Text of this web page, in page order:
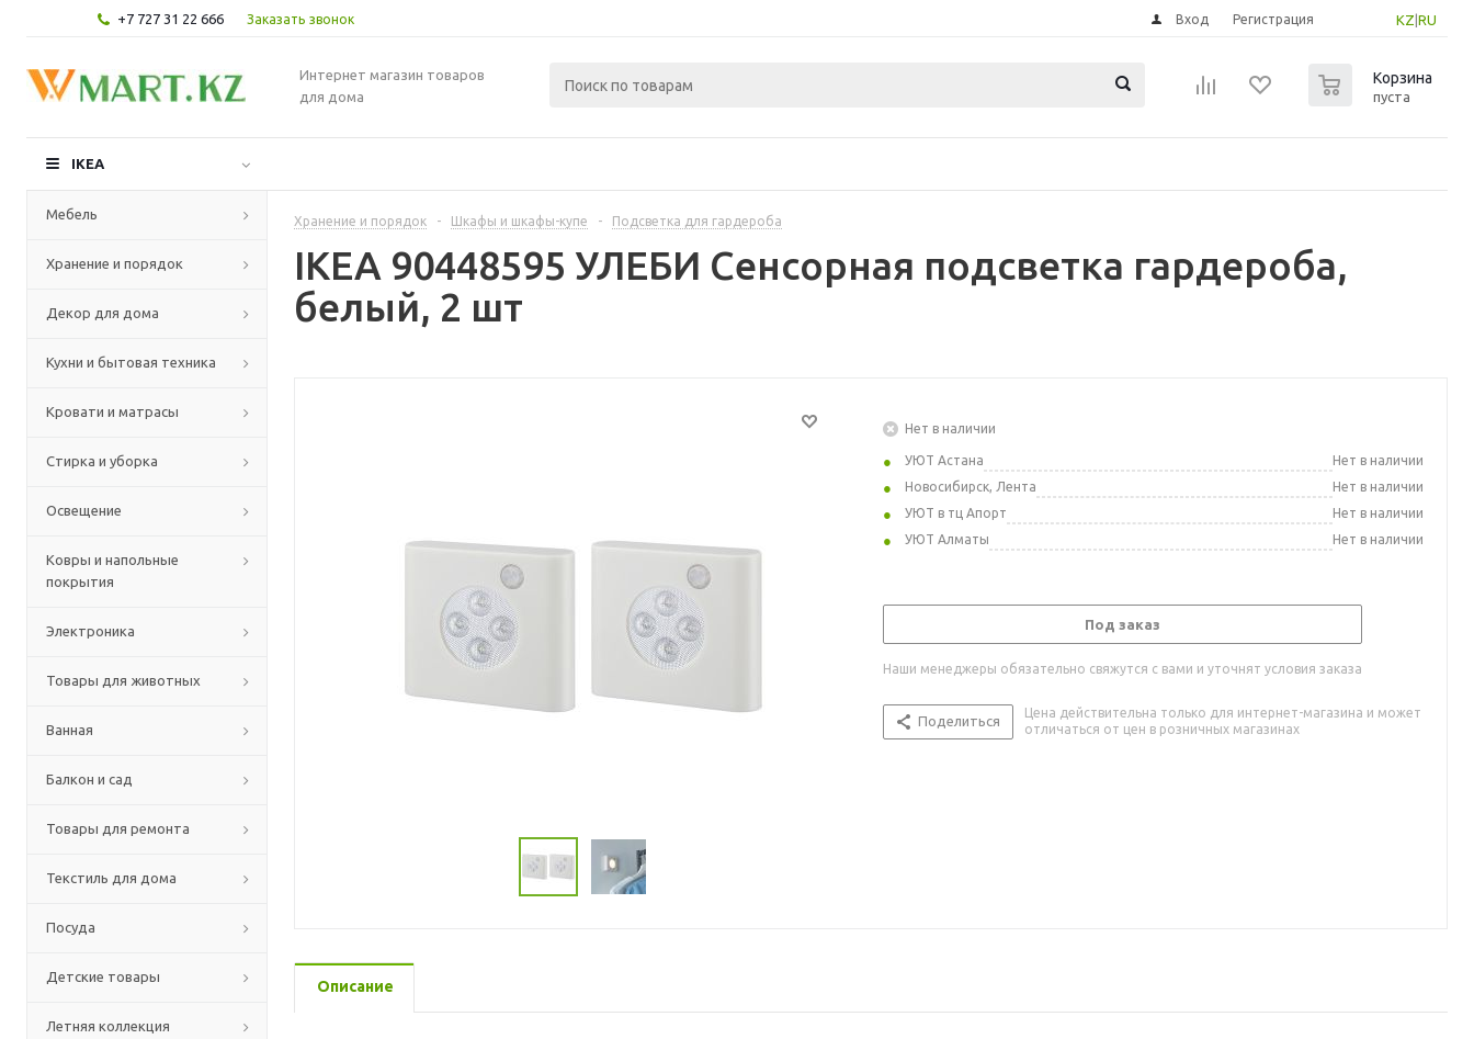
+7 727 31 22 666 Заказать звонок KZ RU
Вход Регистрация
Интернет магазин товаров
для дома
Корзина
пуста
IKEA
Мебель
Хранение и порядок
Декор для дома
Кухни и бытовая техника
Кровати и матрасы
Стирка и уборка
Освещение
Ковры и напольные
покрытия
Электроника
Товары для животных
Ванная
Балкон и сад
Товары для ремонта
Текстиль для дома
Посуда
Детские товары
Летняя коллекция
Хранение и порядок - Шкафы и шкафы-купе - Подсветка для гардероба
IKEA 90448595 УЛЕБИ Сенсорная подсветка гардероба,
белый, 2 шт
Нет в наличии
УЮТ Астана
Нет в наличии
Новосибирск, Лента
Нет в наличии
УЮТ в тц Апорт
Нет в наличии
УЮТ Алматы
Нет в наличии
Под заказ
Наши менеджеры обязательно свяжутся с вами и уточнят условия заказа
Поделиться
Цена действительна только для интернет-магазина и может
отличаться от цен в розничных магазинах
Описание